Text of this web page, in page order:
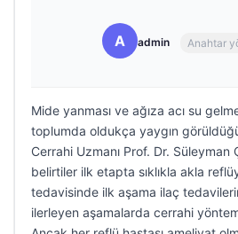
A admin Anahtar
Mide yanması ve ağıza acı su
toplumda oldukça yaygın
Cerrahi Uzmanı Prof. Dr. Süleyman
belirtiler ilk etapta sıklıkla akla
tedavisinde ilk aşama ilaç
ilerleyen aşamalarda cerrahi